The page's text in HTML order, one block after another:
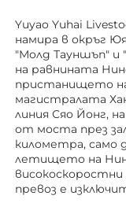
Yuyao Yuhai
намира в окръг
"Молд Тауншъп"
на равнината
пристанището
магистралата
линия Сяо Йонг,
от моста през
километра, само
летището на
превоз е